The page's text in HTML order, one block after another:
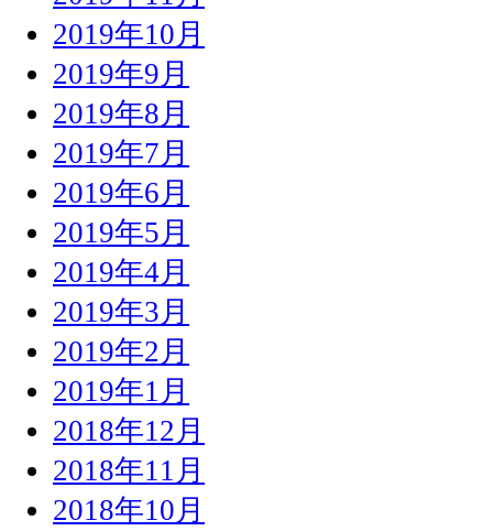
2019年10月
2019年9月
2019年8月
2019年7月
2019年6月
2019年5月
2019年4月
2019年3月
2019年2月
2019年1月
2018年12月
2018年11月
2018年10月